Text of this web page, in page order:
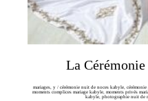
La
mariages, y / cérémonie nuit de noces kabyle,
moments complices mariage kabyle, moments privés
kabyle, photographie nuit de